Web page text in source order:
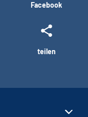
Facebook
teilen